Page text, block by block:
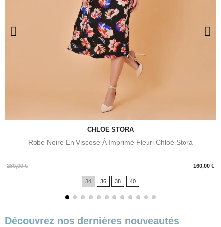
CHLOE STORA
Robe Noire En Viscose À Imprimé Fleuri Chloé Stora
280,00 € 160,00 €
Prix
34 36 38 40
Découvrez nos dernières nouveautés